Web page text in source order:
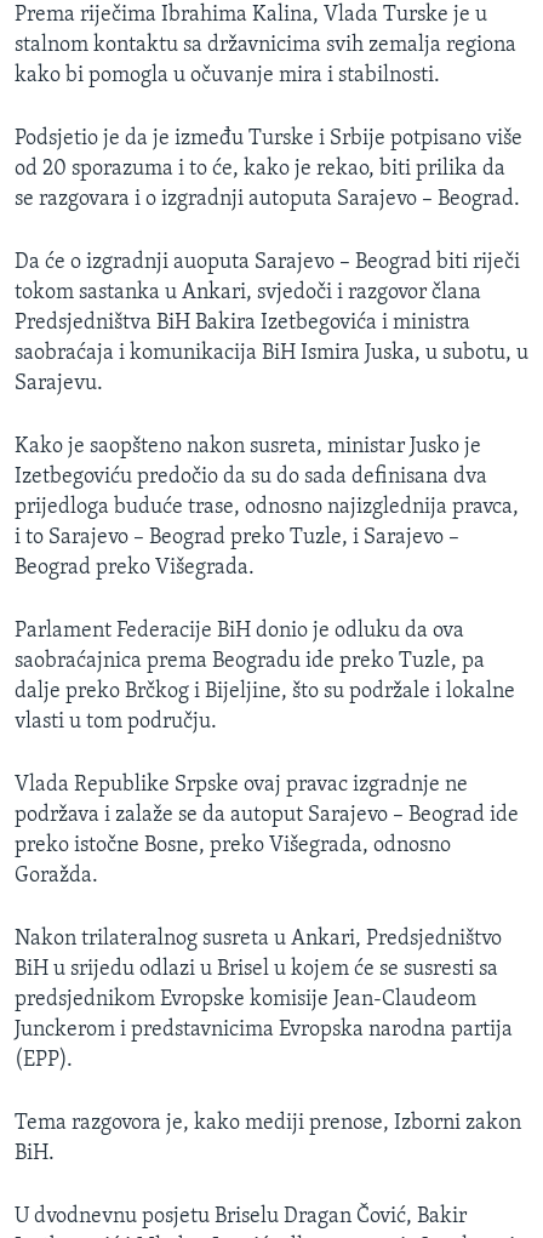
Prema riječima Ibrahima Kalina, Vlada Turske je u
stalnom kontaktu sa državnicima svih zemalja regiona
kako bi pomogla u očuvanje mira i stabilnosti.
Podsjetio je da je između Turske i Srbije potpisano više
od 20 sporazuma i to će, kako je rekao, biti prilika da
se razgovara i o izgradnji autoputa Sarajevo – Beograd.
Da će o izgradnji auoputa Sarajevo – Beograd biti riječi
tokom sastanka u Ankari, svjedoči i razgovor člana
Predsjedništva BiH Bakira Izetbegovića i ministra
saobraćaja i komunikacija BiH Ismira Juska, u subotu, u
Sarajevu.
Kako je saopšteno nakon susreta, ministar Jusko je
Izetbegoviću predočio da su do sada definisana dva
prijedloga buduće trase, odnosno najizglednija pravca,
i to Sarajevo – Beograd preko Tuzle, i Sarajevo –
Beograd preko Višegrada.
Parlament Federacije BiH donio je odluku da ova
saobraćajnica prema Beogradu ide preko Tuzle, pa
dalje preko Brčkog i Bijeljine, što su podržale i lokalne
vlasti u tom području.
Vlada Republike Srpske ovaj pravac izgradnje ne
podržava i zalaže se da autoput Sarajevo – Beograd ide
preko istočne Bosne, preko Višegrada, odnosno
Goražda.
Nakon trilateralnog susreta u Ankari, Predsjedništvo
BiH u srijedu odlazi u Brisel u kojem će se susresti sa
predsjednikom Evropske komisije Jean-Claudeom
Junckerom i predstavnicima Evropska narodna partija
(EPP).
Tema razgovora je, kako mediji prenose, Izborni zakon
BiH.
U dvodnevnu posjetu Briselu Dragan Čović, Bakir